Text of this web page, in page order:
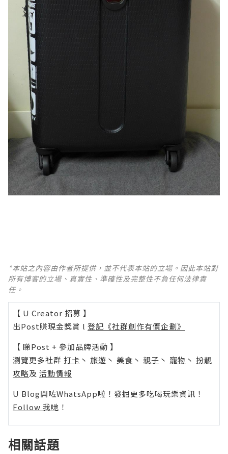
*本站之內容由作者所提供，並不代表本站的立場。因此本站對
所有博客的立場、真實性、準確性及完整性不負任何法律責
任。
【 U Creator 招募 】
出Post賺現金獎賞 l 登記《社群創作有價企劃》
【 睇Post + 參加品牌活動 】
瀏覽更多社群 打卡 丶 旅遊 丶 美食 丶 親子 丶 寵物 丶 扮靚
攻略及 活動情報
U Blog開咗WhatsApp啦！發掘更多吃喝玩樂資訊！
Follow 我哋 ！
相關話題